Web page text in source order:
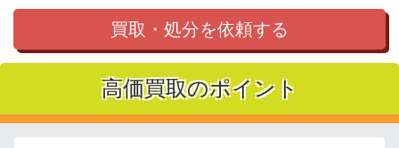
買取・処分を依頼する
高価買取のポイント